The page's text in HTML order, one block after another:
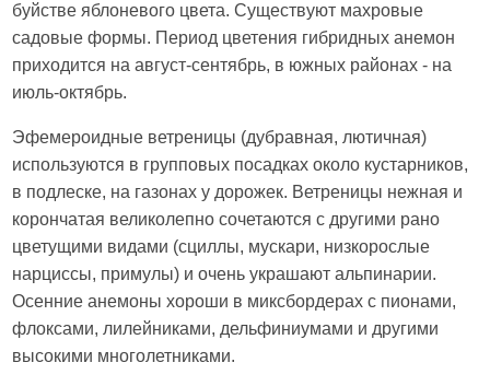
буйстве яблоневого цвета. Существуют махровые
садовые формы. Период цветения гибридных анемон
приходится на август-сентябрь, в южных районах - на
июль-октябрь.
Эфемероидные ветреницы (дубравная, лютичная)
используются в групповых посадках около кустарников,
в подлеске, на газонах у дорожек. Ветреницы нежная и
корончатая великолепно сочетаются с другими рано
цветущими видами (сциллы, мускари, низкорослые
нарциссы, примулы) и очень украшают альпинарии.
Осенние анемоны хороши в миксбордерах с пионами,
флоксами, лилейниками, дельфиниумами и другими
высокими многолетниками.